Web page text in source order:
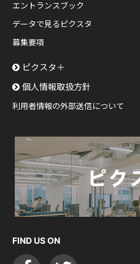
エントランスブック
データで見るピクスタ
募集要項
ピクスタ＋
個人情報取扱方針
利用者情報の外部送信について
FIND US ON